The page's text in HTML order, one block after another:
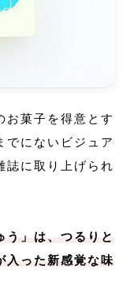
お菓子を得意とす
でにないビジュア
誌に取り上げられ
う」は、つるりと
入った新感覚な味